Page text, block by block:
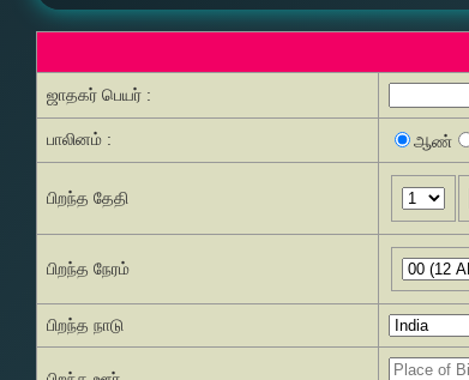
ஜாதகர் பெயர் :
பாலினம் : ஆண்
பிறந்த தேதி
பிறந்த நேரம்
பிறந்த நாடு